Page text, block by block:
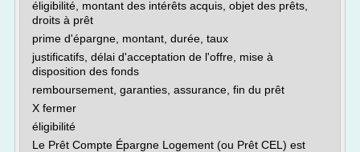
éligibilité, montant des intérêts acquis, objet des prêts,
droits à prêt
prime d'épargne, montant, durée, taux
justificatifs, délai d'acceptation de l'offre, mise à
disposition des fonds
remboursement, garanties, assurance, fin du prêt
X fermer
éligibilité
Le Prêt Compte Épargne Logement (ou Prêt CEL) est